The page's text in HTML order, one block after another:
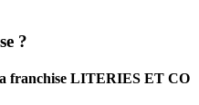
?
franchise LITERIES ET CO